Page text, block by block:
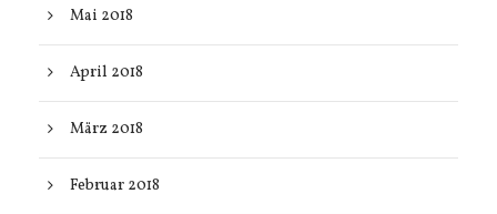
Mai 2018
April 2018
März 2018
Februar 2018